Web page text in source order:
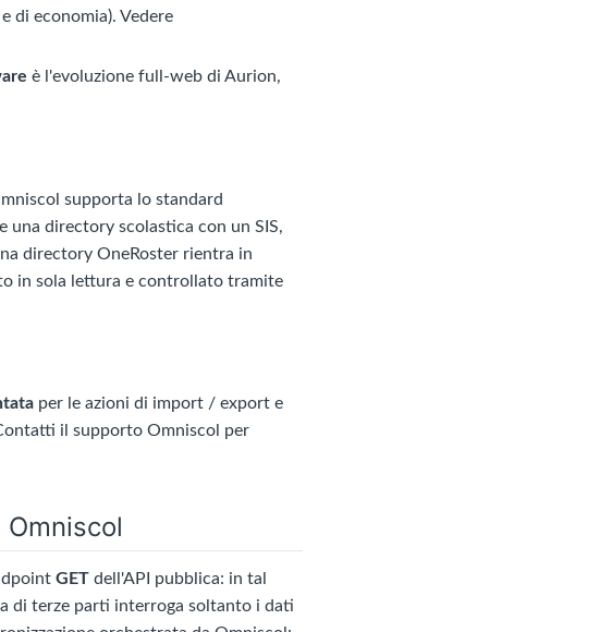
di economia). Vedere
è l'evoluzione full-web di Aurion,
supporta lo standard
una directory scolastica con un SIS,
directory OneRoster rientra in
in sola lettura e controllato tramite
per le azioni di import / export e
il supporto Omniscol per
GET dell'API pubblica: in tal
di terze parti interroga soltanto i dati